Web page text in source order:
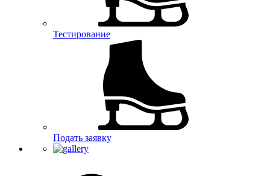
Тестирование
Подать заявку